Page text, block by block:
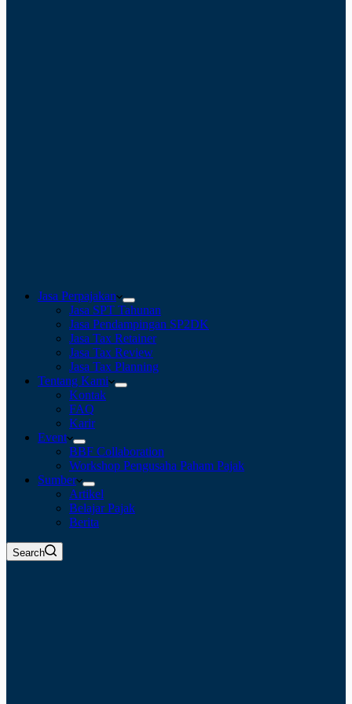
Jasa Perpajakan
Jasa SPT Tahunan
Jasa Pendampingan SP2DK
Jasa Tax Retainer
Jasa Tax Review
Jasa Tax Planning
Tentang Kami
Kontak
FAQ
Karir
Event
BBF Collaboration
Workshop Pengusaha Paham Pajak
Sumber
Artikel
Belajar Pajak
Berita
Search